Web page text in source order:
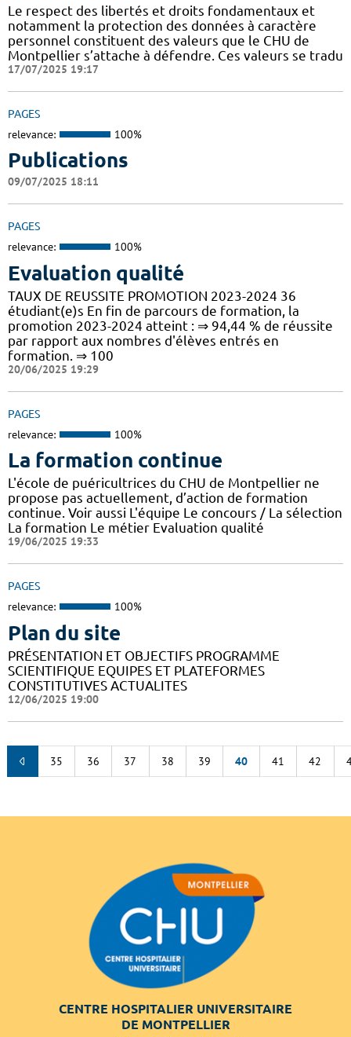
Le respect des libertés et droits fondamentaux et
notamment la protection des données à caractère
personnel constituent des valeurs que le CHU de
Montpellier s’attache à défendre. Ces valeurs se tradu
17/07/2025 19:17
PAGES
relevance: 100%
Publications
09/07/2025 18:11
PAGES
relevance: 100%
Evaluation qualité
TAUX DE REUSSITE PROMOTION 2023-2024 36
étudiant(e)s En fin de parcours de formation, la
promotion 2023-2024 atteint : ⇒ 94,44 % de réussite
par rapport aux nombres d'élèves entrés en
formation. ⇒ 100
20/06/2025 19:29
PAGES
relevance: 100%
La formation continue
L'école de puéricultrices du CHU de Montpellier ne
propose pas actuellement, d’action de formation
continue. Voir aussi L'équipe Le concours / La sélection
La formation Le métier Evaluation qualité
19/06/2025 19:33
PAGES
relevance: 100%
Plan du site
PRÉSENTATION ET OBJECTIFS PROGRAMME
SCIENTIFIQUE EQUIPES ET PLATEFORMES
CONSTITUTIVES ACTUALITES
12/06/2025 19:00
35 36 37 38 39 40 41 42
CENTRE HOSPITALIER UNIVERSITAIRE
DE MONTPELLIER